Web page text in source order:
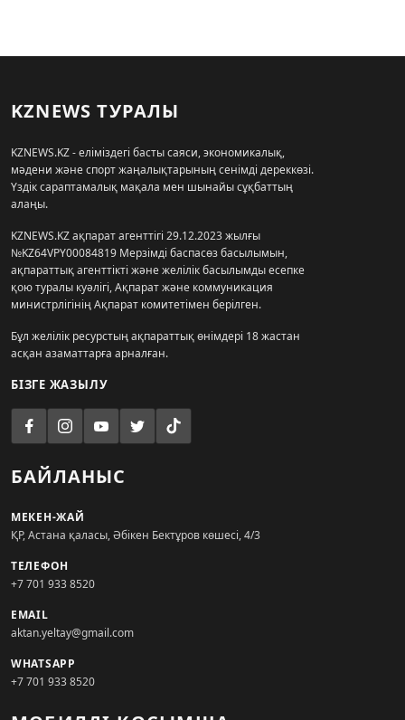
KZNEWS ТУРАЛЫ
KZNEWS.KZ - еліміздегі басты саяси, экономикалық,
мәдени және спорт жаңалықтарының сенімді дереккөзі.
Үздік сараптамалық мақала мен шынайы сұқбаттың
алаңы.
KZNEWS.KZ ақпарат агенттігі 29.12.2023 жылғы
№KZ64VPY00084819 Мерзімді баспасөз басылымын,
ақпараттық агенттікті және желілік басылымды есепке
қою туралы куәлігі, Ақпарат және коммуникация
министрлігінің Ақпарат комитетімен берілген.
Бұл желілік ресурстың ақпараттық өнімдері 18 жастан
асқан азаматтарға арналған.
БІЗГЕ ЖАЗЫЛУ
БАЙЛАНЫС
МЕКЕН-ЖАЙ
ҚР, Астана қаласы, Әбікен Бектұров көшесі, 4/3
ТЕЛЕФОН
+7 701 933 8520
EMAIL
aktan.yeltay@gmail.com
WHATSAPP
+7 701 933 8520